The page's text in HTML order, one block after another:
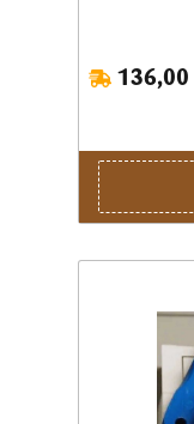
ermöglichen
Aufnahme der
jedoch, stets
Waffenmodell
verwenden.
136,00